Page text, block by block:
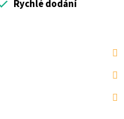
Rychlé dodání